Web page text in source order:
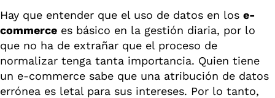
Hay que entender que el uso de datos en los e-
commerce es básico en la gestión diaria, por lo
que no ha de extrañar que el proceso de
normalizar tenga tanta importancia. Quien tiene
un e-commerce sabe que una atribución de datos
errónea es letal para sus intereses. Por lo tanto,